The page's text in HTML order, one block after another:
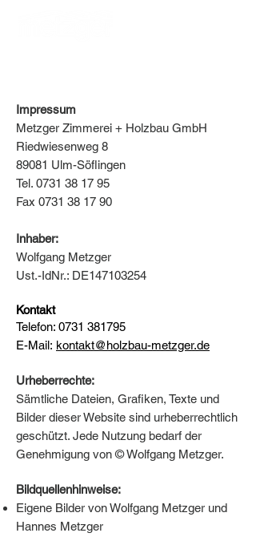
Impressum
Metzger Zimmerei + Holzbau GmbH
Riedwiesenweg 8
89081 Ulm-Söflingen
Tel. 0731 38 17 95
Fax 0731 38 17 90
Inhaber:
Wolfgang Metzger
Ust.-IdNr.: DE147103254
Kontakt
Telefon: 0731 381795
E-Mail: kontakt@holzbau-metzger.de
Urheberrechte:
Sämtliche Dateien, Grafiken, Texte und
Bilder dieser Website sind urheberrechtlich
geschützt. Jede Nutzung bedarf der
Genehmigung von © Wolfgang Metzger.
Bildquellenhinweise:
Eigene Bilder von Wolfgang Metzger und
Hannes Metzger